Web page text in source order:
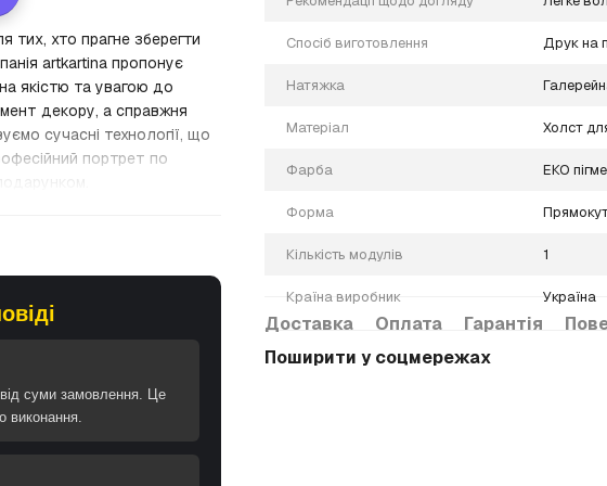
тих, хто прагне зберегти
artkartina пропонує
якістю та увагою до
декору, а справжня
сучасні технології, що
портрет по
був чітким та
під живопис. Сімейний
увагу
бавовняне
на замовлення
з використанням
для здоров’я, не
до вицвітання. Ваша
суми замовлення. Це
виконання.
Спосіб виготовлення Друк на
Натяжка
Матеріал Холст
Фарба ЕКО
Форма
Кількість модулів 1
Країна виробник Україна
Доставка Оплата Гарантія
Поширити у соцмережах